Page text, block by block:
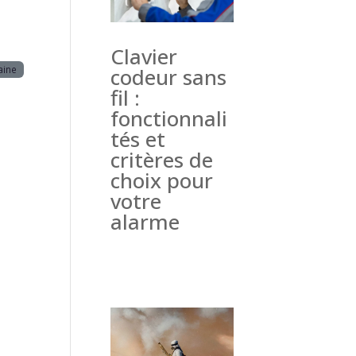
Clavier
codeur sans
fil :
fonctionnali
tés et
critères de
choix pour
votre
alarme